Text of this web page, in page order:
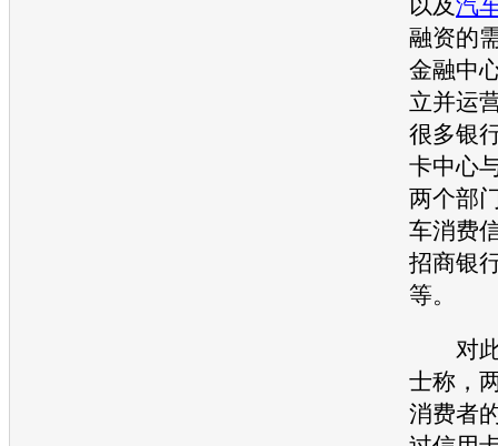
以及汽
融资的
金融中
立并运
很多银
卡中心
两个部
车消费
招商银
等。
对此
士称，
消费者